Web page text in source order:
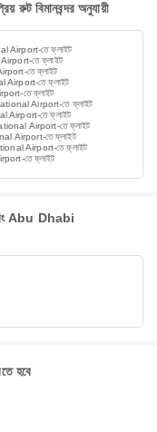
বিমানবন্দর অনুযায়ী
Airport-তে ফ্লাইট
Airport-তে ফ্লাইট
তে ফ্লাইট
Airport-তে ফ্লাইট
তে ফ্লাইট
Airport-তে ফ্লাইট
Airport-তে ফ্লাইট
Airport-তে ফ্লাইট
Airport-তে ফ্লাইট
Airport-তে ফ্লাইট
তে ফ্লাইট
এবং Abu Dhabi
হবে